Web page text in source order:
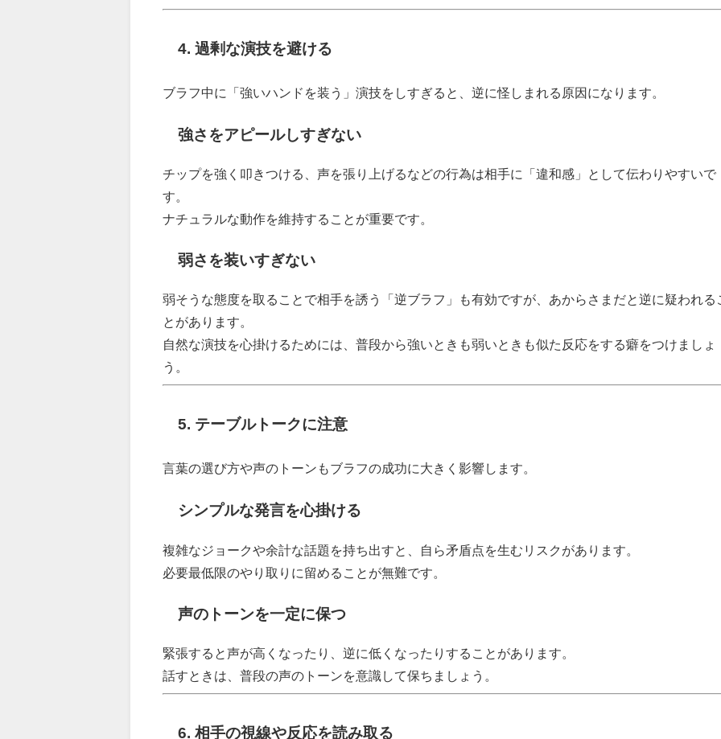
4. 過剰な演技を避ける
ブラフ中に「強いハンドを装う」演技をしすぎると、逆に怪しまれる原因になります。
強さをアピールしすぎない
チップを強く叩きつける、声を張り上げるなどの行為は相手に「違和感」として伝わりやすいで
す。
ナチュラルな動作を維持することが重要です。
弱さを装いすぎない
弱そうな態度を取ることで相手を誘う「逆ブラフ」も有効ですが、あからさまだと逆に疑われる
とがあります。
自然な演技を心掛けるためには、普段から強いときも弱いときも似た反応をする癖をつけましょ
う。
5. テーブルトークに注意
言葉の選び方や声のトーンもブラフの成功に大きく影響します。
シンプルな発言を心掛ける
複雑なジョークや余計な話題を持ち出すと、自ら矛盾点を生むリスクがあります。
必要最低限のやり取りに留めることが無難です。
声のトーンを一定に保つ
緊張すると声が高くなったり、逆に低くなったりすることがあります。
話すときは、普段の声のトーンを意識して保ちましょう。
6. 相手の視線や反応を読み取る